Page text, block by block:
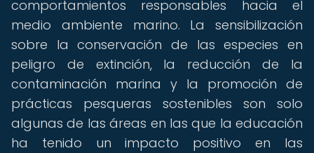
comportamientos responsables hacia el
medio ambiente marino. La sensibilización
sobre la conservación de las especies en
peligro de extinción, la reducción de la
contaminación marina y la promoción de
prácticas pesqueras sostenibles son solo
algunas de las áreas en las que la educación
ha tenido un impacto positivo en las